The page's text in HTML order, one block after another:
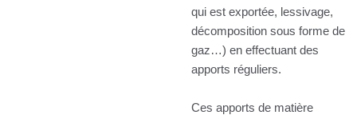
qui est exportée, lessivage,
décomposition sous forme de
gaz…) en effectuant des
apports réguliers.
Ces apports de matière